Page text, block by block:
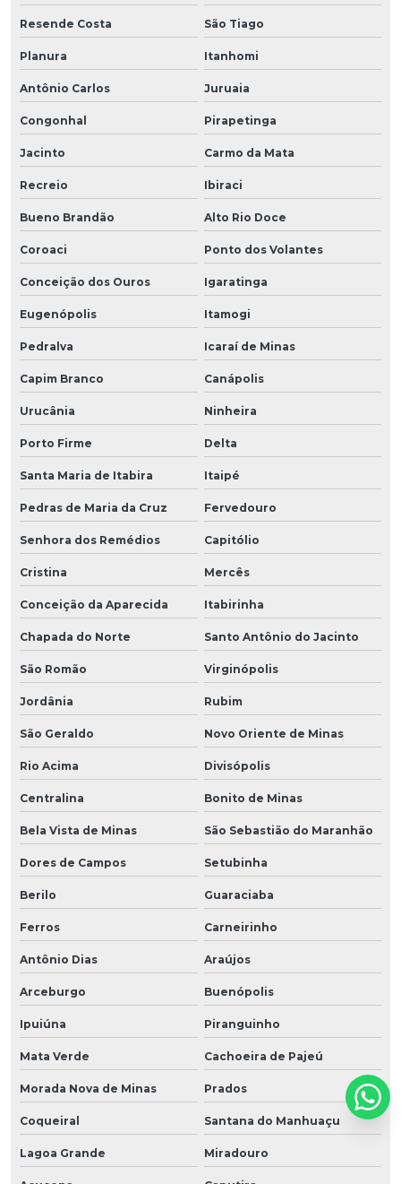
Resende Costa São Tiago
Planura Itanhomi
Antônio Carlos Juruaia
Congonhal Pirapetinga
Jacinto Carmo da Mata
Recreio Ibiraci
Bueno Brandão Alto Rio Doce
Coroaci Ponto dos Volantes
Conceição dos Ouros Igaratinga
Eugenópolis Itamogi
Pedralva Icaraí de Minas
Capim Branco Canápolis
Urucânia Ninheira
Porto Firme Delta
Santa Maria de Itabira Itaipé
Pedras de Maria da Cruz Fervedouro
Senhora dos Remédios Capitólio
Cristina Mercês
Conceição da Aparecida Itabirinha
Chapada do Norte Santo Antônio do Jacinto
São Romão Virginópolis
Jordânia Rubim
São Geraldo Novo Oriente de Minas
Rio Acima Divisópolis
Centralina Bonito de Minas
Bela Vista de Minas São Sebastião do Maranhão
Dores de Campos Setubinha
Berilo Guaraciaba
Ferros Carneirinho
Antônio Dias Araújos
Arceburgo Buenópolis
Ipuiúna Piranguinho
Mata Verde Cachoeira de Pajeú
Morada Nova de Minas Prados
Coqueiral Santana do Manhuaçu
Lagoa Grande Miradouro